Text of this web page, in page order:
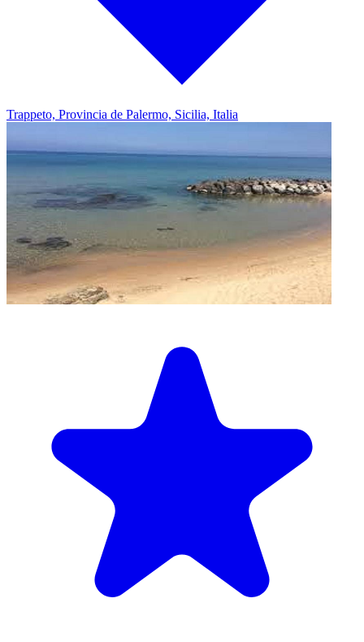
Trappeto, Provincia de Palermo, Sicilia, Italia